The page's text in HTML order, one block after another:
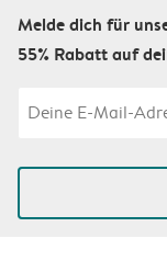
Melde dich für
55% Rabatt auf